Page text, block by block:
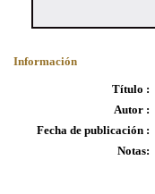
Información
Título :
Autor :
Fecha de publicación :
Notas: